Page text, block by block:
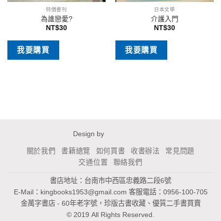
特價書刊
為誰戀愛?
NT$30
我要購買
日本文學
介護入門
NT$30
我要購買
Design by
關於我們 書籍總覽 如何買書 收書辦法
常見問題
交通位置
聯絡我們
書店地址：台南市中西區忠義路二段6號
E-Mail： kingbooks1953@gmail.com 客服電話：0956-100-705
金萬字書店 - 60年老字號，珍版古書收藏、優質二手書買賣
© 2019 All Rights Reserved.